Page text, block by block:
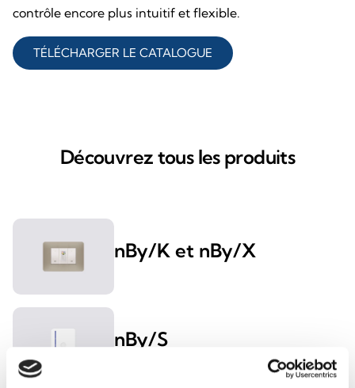
contrôle encore plus intuitif et flexible.
TÉLÉCHARGER LE CATALOGUE
Découvrez tous les produits
nBy/K et nBy/X
nBy/S